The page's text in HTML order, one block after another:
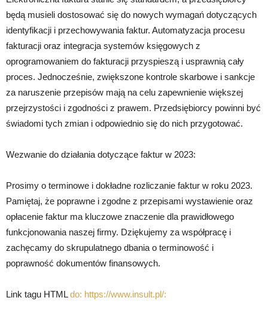
będą musieli dostosować się do nowych wymagań dotyczących
identyfikacji i przechowywania faktur. Automatyzacja procesu
fakturacji oraz integracja systemów księgowych z
oprogramowaniem do fakturacji przyspieszą i usprawnią cały
proces. Jednocześnie, zwiększone kontrole skarbowe i sankcje
za naruszenie przepisów mają na celu zapewnienie większej
przejrzystości i zgodności z prawem. Przedsiębiorcy powinni być
świadomi tych zmian i odpowiednio się do nich przygotować.
Wezwanie do działania dotyczące faktur w 2023:
Prosimy o terminowe i dokładne rozliczanie faktur w roku 2023.
Pamiętaj, że poprawne i zgodne z przepisami wystawienie oraz
opłacenie faktur ma kluczowe znaczenie dla prawidłowego
funkcjonowania naszej firmy. Dziękujemy za współpracę i
zachęcamy do skrupulatnego dbania o terminowość i
poprawność dokumentów finansowych.
Link tagu HTMLdo: https://www.insult.pl/: